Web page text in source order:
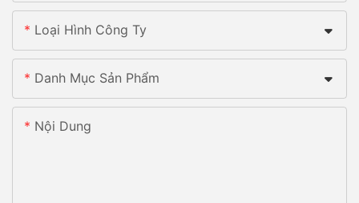
Loại Hình Công Ty
Danh Mục Sản Phẩm
Nội Dung